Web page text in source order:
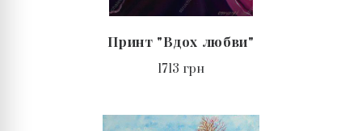
Принт "Вдох любви"
1713 грн